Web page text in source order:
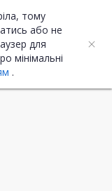
тому
або не
для
мінімальні
.
ENG